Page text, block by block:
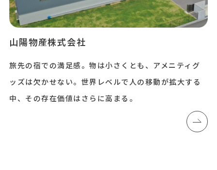
山陽物産株式会社
旅先の宿での満足感。物は小さくとも、アメニティグ
ッズは欠かせない。世界レベルで人の移動が拡大する
中、その存在価値はさらに高まる。